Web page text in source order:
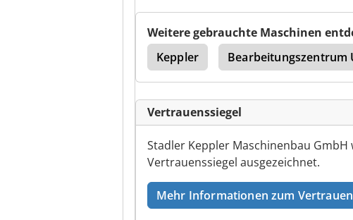
Weitere gebrauchte Maschinen
Keppler
Bearbeitungszentrum
Vertrauenssiegel
Stadler Keppler Maschinenbau
Vertrauenssiegel ausgezeichnet.
Mehr Informationen zum